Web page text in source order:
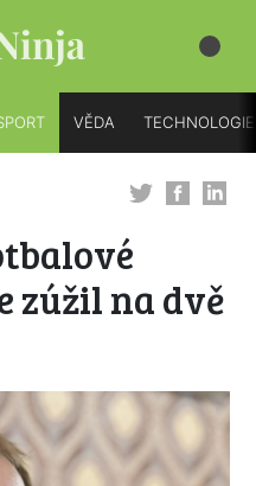
VĚDA TECHNOLOGIE
zúžil na dvě